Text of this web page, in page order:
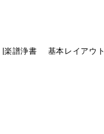
|楽譜浄書 基本レイアウト